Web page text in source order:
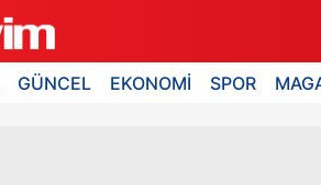
GÜNCEL EKONOMİ SPOR